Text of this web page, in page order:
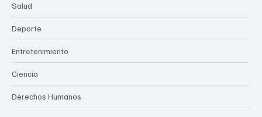
Salud
Deporte
Entretenimiento
Ciencia
Derechos Humanos